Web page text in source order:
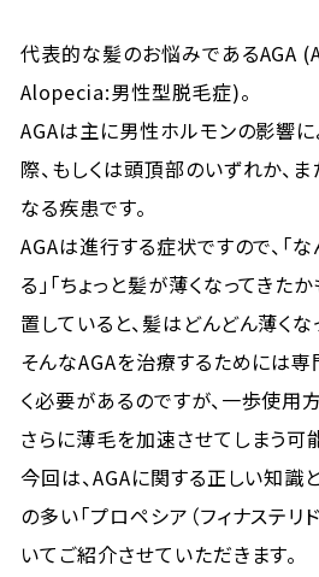
代表的な髪のお悩みであるAGA
Alopecia:男性型脱毛症)。
AGAは主に男性ホルモンの影響に
際、もしくは頭頂部のいずれか、
なる疾患です。
AGAは進行する症状ですので、「
る」「ちょっと髪が薄くなってきた
置していると、髪はどんどん薄くな
そんなAGAを治療するためには
く必要があるのですが、一歩使用
さらに薄毛を加速させてしまう可
今回は、AGAに関する正しい知識
の多い「プロペシア（フィナステリ
いてご紹介させていただきます。